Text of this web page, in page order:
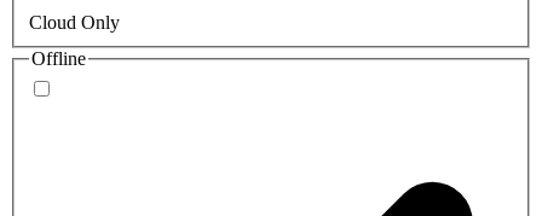
Cloud Only
Offline